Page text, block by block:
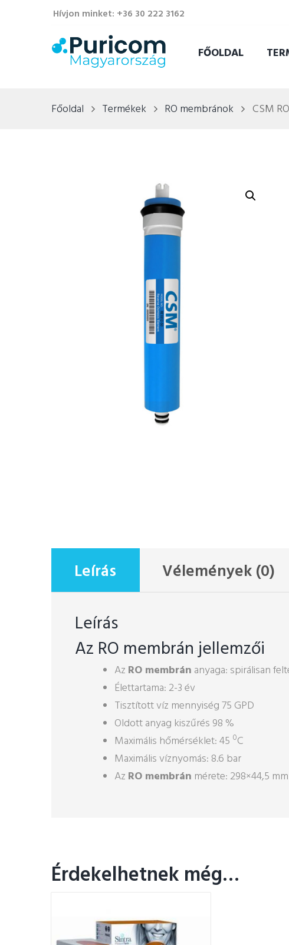
Hívjon minket: +36 30 222 3162
FŐOLDAL
Főoldal Termékek RO membránok CSM
Leírás Vélemények (0)
Leírás
Az RO membrán jellemzői
Az RO membrán anyaga: spirálisan
Élettartama: 2-3 év
Tisztított víz mennyiség 75 GPD
Oldott anyag kiszűrés 98 %
Maximális hőmérséklet: 45 0C
Maximális víznyomás: 8.6 bar
Az RO membrán mérete: 298×44,5 mm
Érdekelhetnek még…